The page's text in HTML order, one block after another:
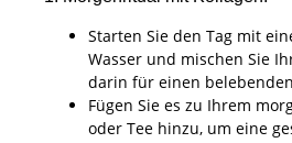
Starten Sie den Tag mit
Wasser und mischen Sie
darin für einen
Fügen Sie es zu Ihrem
oder Tee hinzu, um eine